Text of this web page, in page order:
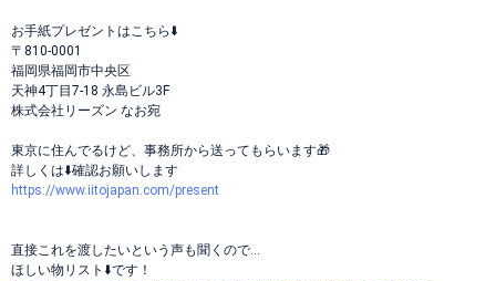
お手紙プレゼントはこちら⬇️
〒810-0001
福岡県福岡市中央区
天神4丁目7-18 永島ビル3F
株式会社リーズン なお宛
東京に住んでるけど、事務所から送ってもらいます🎁
詳しくは⬇️確認お願いします
https://www.iitojapan.com/present
直接これを渡したいという声も聞くので…
ほしい物リスト⬇️です！